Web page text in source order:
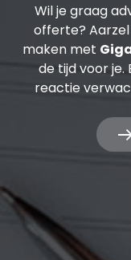
Wil je graag
offerte?
maken met
de tijd voor je.
reactie